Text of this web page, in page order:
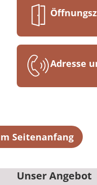
08:00
Adresse
67098
+49
Seitenanfang
Unser Angebot